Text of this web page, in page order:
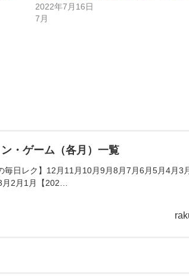
2022年7月16日
7月
・ゲーム（各月）一覧
日レク】12月11月10月9月8月7月6月5月4月3
月2月1月【202…